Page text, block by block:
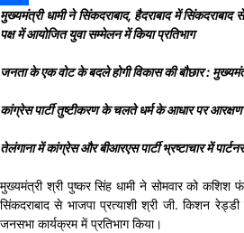
Link
Share
मुख्यमंत्री धामी ने सिंकदराबाद, हैदराबाद में
पक्ष में आयोजित युवा सम्मेलन में किया प्रतिभाग
जनता के एक वोट के बदले होगी विकास की बौछार :
कांग्रेस पार्टी तुष्टीकरण के चलते धर्म के आधार पर
तेलंगाना में कांग्रेस और बीआरएस पार्टी भ्रष्टाचार में
मुख्यमंत्री श्री पुष्कर सिंह धामी ने सोमवार को कशिश
सिंकदराबाद से भाजपा प्रत्याशी श्री जी. किशन
जनसभा कार्यक्रम में प्रतिभाग किया।